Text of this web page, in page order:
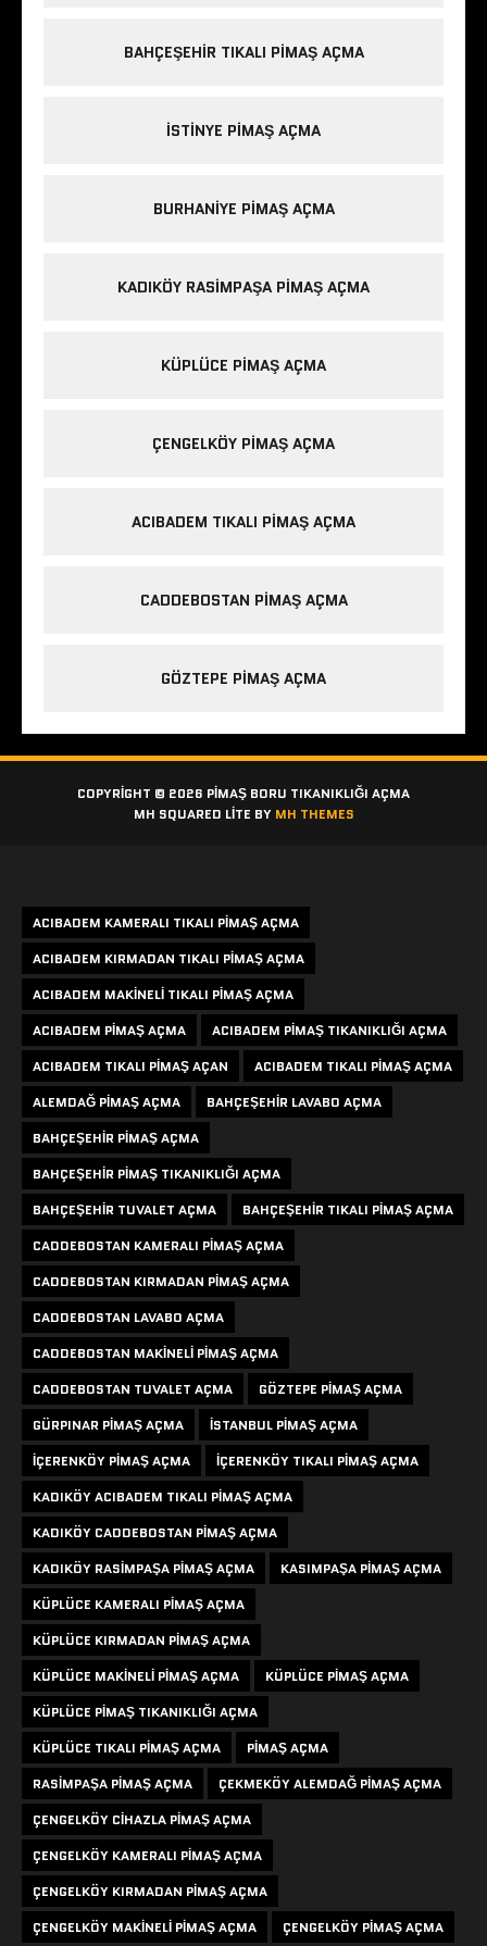
BAHÇEŞEHIR TIKALI PIMAŞ AÇMA
ISTINYE PIMAŞ AÇMA
BURHANIYE PIMAŞ AÇMA
KADIKÖY RASIMPAŞA PIMAŞ AÇMA
KÜPLÜCE PIMAŞ AÇMA
ÇENGELKÖY PIMAŞ AÇMA
ACIBADEM TIKALI PIMAŞ AÇMA
CADDEBOSTAN PIMAŞ AÇMA
GÖZTEPE PIMAŞ AÇMA
COPYRIGHT © 2026 PIMAŞ BORU TIKANIKLIĞI AÇMA
MH SQUARED LITE BY MH THEMES
ACIBADEM KAMERALI TIKALI PIMAŞ AÇMA
ACIBADEM KIRMADAN TIKALI PIMAŞ AÇMA
ACIBADEM MAKINELI TIKALI PIMAŞ AÇMA
ACIBADEM PIMAŞ AÇMA
ACIBADEM PIMAŞ TIKANIKLIĞI AÇMA
ACIBADEM TIKALI PIMAŞ AÇAN
ACIBADEM TIKALI PIMAŞ AÇMA
ALEMDAĞ PIMAŞ AÇMA
BAHÇEŞEHIR LAVABO AÇMA
BAHÇEŞEHIR PIMAŞ AÇMA
BAHÇEŞEHIR PIMAŞ TIKANIKLIĞI AÇMA
BAHÇEŞEHIR TUVALET AÇMA
BAHÇEŞEHIR TIKALI PIMAŞ AÇMA
CADDEBOSTAN KAMERALI PIMAŞ AÇMA
CADDEBOSTAN KIRMADAN PIMAŞ AÇMA
CADDEBOSTAN LAVABO AÇMA
CADDEBOSTAN MAKINELI PIMAŞ AÇMA
CADDEBOSTAN TUVALET AÇMA
GÖZTEPE PIMAŞ AÇMA
GÜRPINAR PIMAŞ AÇMA
ISTANBUL PIMAŞ AÇMA
IÇERENKÖY PIMAŞ AÇMA
IÇERENKÖY TIKALI PIMAŞ AÇMA
KADIKÖY ACIBADEM TIKALI PIMAŞ AÇMA
KADIKÖY CADDEBOSTAN PIMAŞ AÇMA
KADIKÖY RASIMPAŞA PIMAŞ AÇMA
KASIMPAŞA PIMAŞ AÇMA
KÜPLÜCE KAMERALI PIMAŞ AÇMA
KÜPLÜCE KIRMADAN PIMAŞ AÇMA
KÜPLÜCE MAKINELI PIMAŞ AÇMA
KÜPLÜCE PIMAŞ AÇMA
KÜPLÜCE PIMAŞ TIKANIKLIĞI AÇMA
KÜPLÜCE TIKALI PIMAŞ AÇMA
PIMAŞ AÇMA
RASIMPAŞA PIMAŞ AÇMA
ÇEKMEKÖY ALEMDAĞ PIMAŞ AÇMA
ÇENGELKÖY CIHAZLA PIMAŞ AÇMA
ÇENGELKÖY KAMERALI PIMAŞ AÇMA
ÇENGELKÖY KIRMADAN PIMAŞ AÇMA
ÇENGELKÖY MAKINELI PIMAŞ AÇMA
ÇENGELKÖY PIMAŞ AÇMA